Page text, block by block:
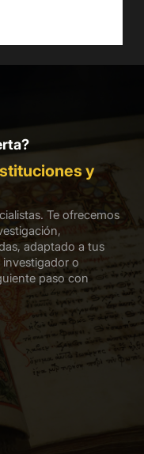
y
Te ofrecemos
adaptado a tus
investigador o
paso con